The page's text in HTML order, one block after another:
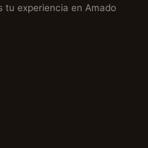
tu experiencia en Amado